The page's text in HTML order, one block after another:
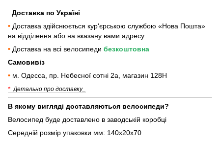
Доставка по Україні
• Доставка здійснюється кур'єрською службою «Нова Пошта»
на відділення або на вказану вами адресу
• Доставка на всі велосипеди безкоштовна
Самовивіз
• м. Одесса, пр. Небесної сотні 2а, магазин 128Н
* Детально про доставку_
В якому вигляді доставляються велосипеди?
Велосипед буде доставлено в заводській коробці
Середній розмір упаковки мм: 140х20х70